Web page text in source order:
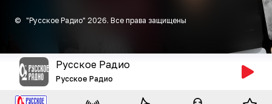
© "Русское Радио" 2026. Все права защищены
Русское Радио
Русское Радио